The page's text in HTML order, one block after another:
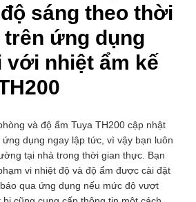
sáng theo thời
ứng dụng
với nhiệt ẩm kế
và độ ẩm Tuya TH200 cập nhật
dụng ngay lập tức, vì vậy bạn luôn
tại nhà trong thời gian thực. Bạn
vi nhiệt độ và độ ẩm được cài đặt
qua ứng dụng nếu mức độ vượt
RH
RH
x 8.6cm x 2.28cm